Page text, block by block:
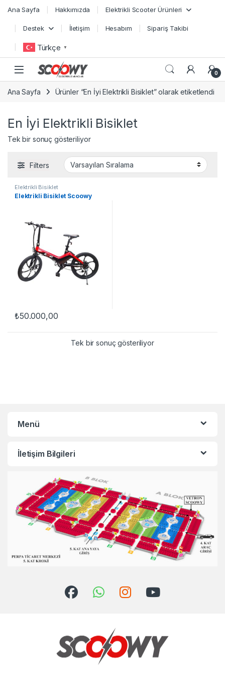
Skip to navigation
Skip to content
Ana Sayfa Hakkımızda Elektrikli Scooter Ürünleri
Destek İletişim Hesabım Sipariş Takibi
Türkçe ▼
0
Ana Sayfa Ürünler “En İyi Elektrikli Bisiklet” olarak etiketlendi
En İyi Elektrikli Bisiklet
Tek bir sonuç gösteriliyor
Filters
Elektrikli Bisiklet
Elektrikli Bisiklet Scoowy
₺50.000,00
Tek bir sonuç gösteriliyor
Menü
İletişim Bilgileri